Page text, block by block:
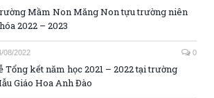
Mầm Non Măng Non tựu trường niên
2022 – 2023
08/2022 0
Tổng kết năm học 2021 – 2022 tại trường
Giáo Hoa Anh Đào